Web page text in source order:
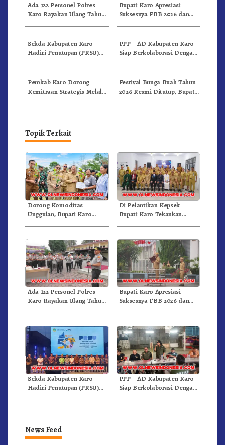
Ada 122 Personel Polres
Karo Rayakan Ulang Tahun
Bupati Karo Apresiasi
Suksesnya FBB 2026 dan
Sekda Kabupaten Karo
Hadiri Penutupan (PRSU)
PPP – AD Kabupaten Karo
Siap Berkolaborasi Dengan
Pemkab Karo Dorong
Kemitraan Strategis Melalui
Festival Bunga Buah Tahun
2026 Resmi Ditutup, Bupati
Topik Terkait
Dorong Komoditas
Unggulan, Bupati Karo
Di Pelantikan Kepsek
Bupati Karo Tekankan
Ada 122 Personel Polres
Karo Rayakan Ulang Tahun
Bupati Karo Apresiasi
Suksesnya FBB 2026 dan
Sekda Kabupaten Karo
Hadiri Penutupan (PRSU)
PPP – AD Kabupaten Karo
Siap Berkolaborasi Dengan
News Feed